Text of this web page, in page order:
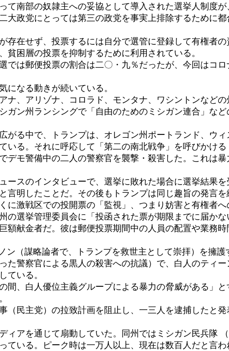
南部の奴隷主への妥協として導入された選挙人制度が
政党にとっては第三の政党を事実上排除するために都
在せず、投票するには自分で選管に登録して有権者の
困層の投票を抑制するために利用されている。
は郵便投票の割合は二〇・九％だったが、今回はコロ
になる動きが続いている。
、アリゾナ、コロラド、モンタナ、ワシントンなどの
ン州ランシングで「自由のためのミシガン連合」など
る中で、トランプは、オレゴン州ポートランド、ウィ
る。それに呼応して「第二の南北戦争」を呼びかける
モ警備中の二人の警察官を襲撃・殺害した。これは暴
スのインタビューで、選挙に敗れた場合に選挙結果を
明したことだ。その後もトランプは同じ趣旨の発言を
激戦区での投開票の「監視」、つまり妨害と有権者へ
選挙管理委員会に「投函された票が期限までに届かな
献金者だ。彼は郵便投票期間中の人員の配置や業務時
（謀略論者で、トランプを救世主として崇拝）を擁護
警察官による黒人の殺害への抗議）で、白人のティー
ている。
、白人優位主義グループによる暴力の脅威がある」と
民主党）の拉致計画を阻止し、一三人を逮捕したと発
アを通じて扇動していた。同州ではミシガン民兵隊
いる。ピーク時は一万人以上、現在は数百人だと言わ